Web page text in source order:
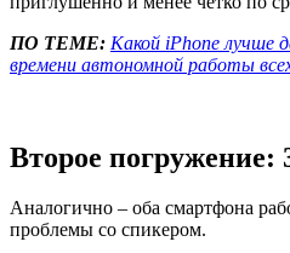
ПО ТЕМЕ: Какой iPhone лучше
времени автономной работы
Второе погружение:
Аналогично – оба смартфона
проблемы со спикером.